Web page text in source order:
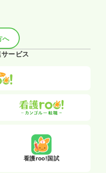
へ
ービス
看護roo!国試